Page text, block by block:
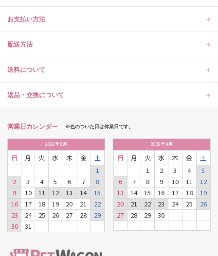
お支払い方法
配送方法
送料について
返品・交換について
営業日カレンダー ※色のついた日は休業日です。
2026年8月
日 月 火 水 木 金
土
1
2
3 4 5 6 7
8
9
10 11 12 13 14
15
16
17 18 19 20 21
22
23
24 25 26 27 28
29
30
31
2026年9月
日 月 火 水 木 金
土
1
2 3 4
5
6
7 8 9 10 11
12
13
14 15 16 17 18
19
20
21 22 23 24 25
26
27
28 29 30